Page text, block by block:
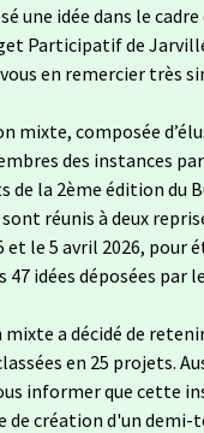
une idée dans le
Participatif de
en remercier très
mixte, composée
des instances
de la 2ème édition du
réunis à deux
et le 5 avril 2026, pour
47 idées déposées par
a décidé de
en 25 projets.
informer que cette
de création d'un demi-